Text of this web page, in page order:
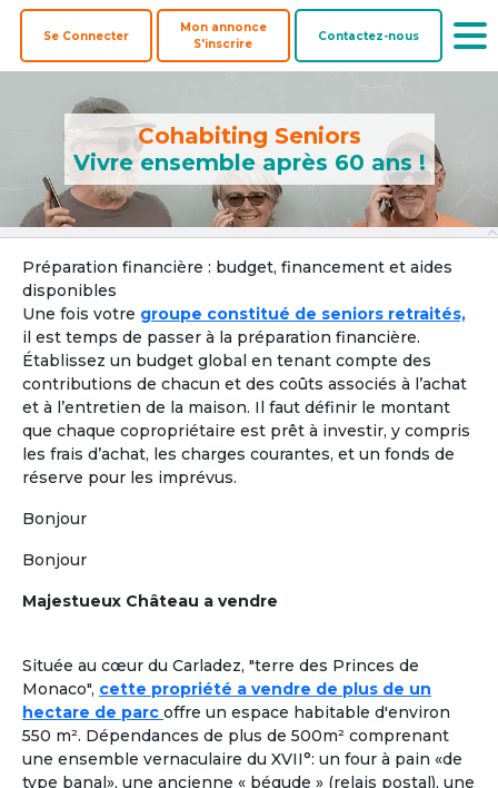
Se Connecter
Mon annonce
S'inscrire
Contactez-nous
Cohabiting Seniors
Vivre ensemble après 60 ans !
Préparation financière : budget, financement et aides
disponibles
Une fois votre groupe constitué de seniors retraités,
il est temps de passer à la préparation financière.
Établissez un budget global en tenant compte des
contributions de chacun et des coûts associés à l’achat
et à l’entretien de la maison. Il faut définir le montant
que chaque copropriétaire est prêt à investir, y compris
les frais d’achat, les charges courantes, et un fonds de
réserve pour les imprévus.
Bonjour
Bonjour
Majestueux Château a vendre
Située au cœur du Carladez, "terre des Princes de
Monaco", cette propriété a vendre de plus de un
hectare de parc offre un espace habitable d'environ
550 m². Dépendances de plus de 500m² comprenant
une ensemble vernaculaire du XVII°: un four à pain «de
type banal», une ancienne « bégude » (relais postal), une
Colocataires
Offre une
colocation
acheteurs
Biens à
coacheter
Pays ?
Localisation par ville, département ou région
Ville, département, région
Formules adaptées à la cohabitation
1 Location dans une Maison Partagée et Solidaire
taille humaine oucolocation chez un senior, pour une
retraite paisible, en adoptantun mode de vie collectif
ou chaque retraité a son rôle à jouer.Les colocataires
seniors n’y sont pas « accueillis », ils sont réellement